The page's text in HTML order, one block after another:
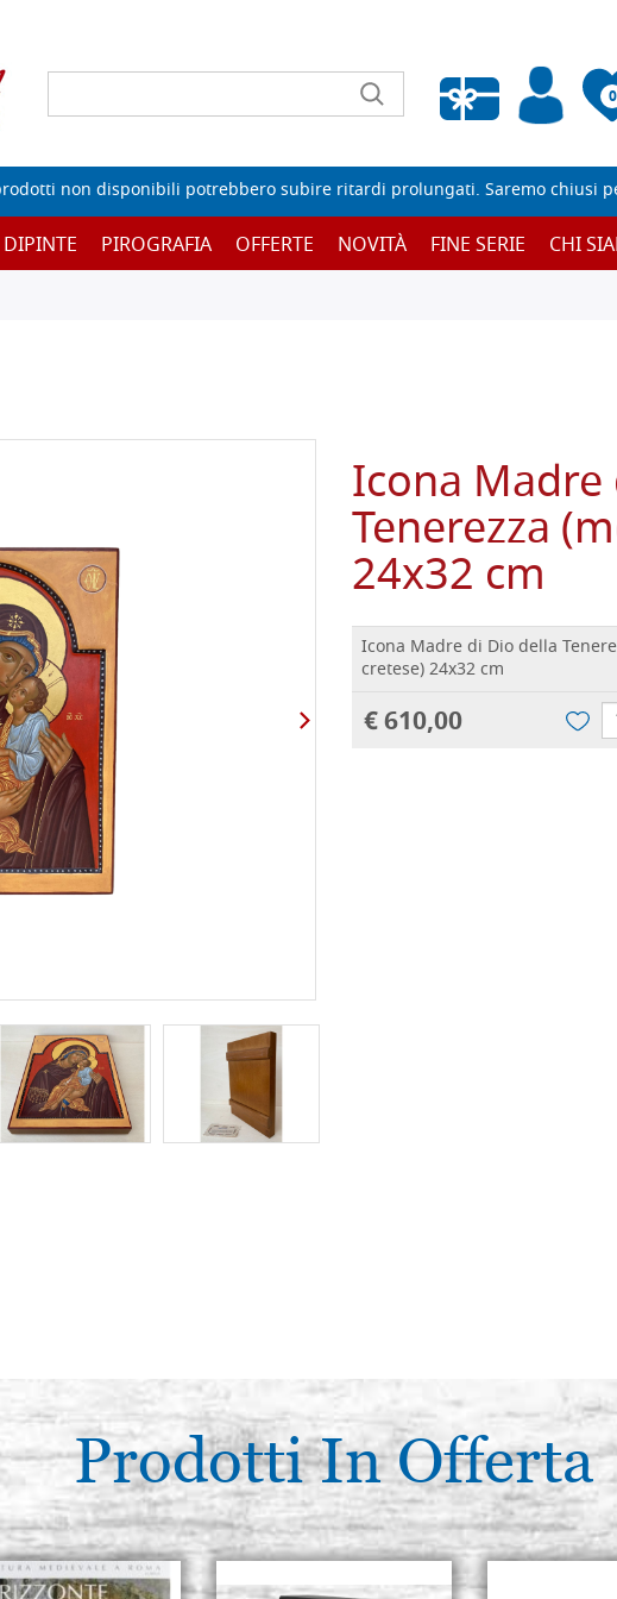
0
Wishlist vuota
non disponibili potrebbero subire ritardi prolungati. Saremo chiusi
PIROGRAFIA OFFERTE NOVITÀ FINE SERIE CHI
Icona
Tenerezza
24x32 cm
Icona Madre di Dio della
cretese) 24x32 cm
€ 610,00
Prodotti In Offerta